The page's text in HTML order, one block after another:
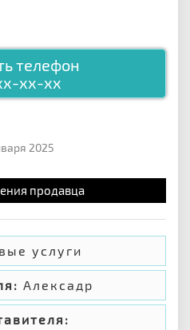
телефон
xx-xx
2025
продавца
услуги
Алексадр